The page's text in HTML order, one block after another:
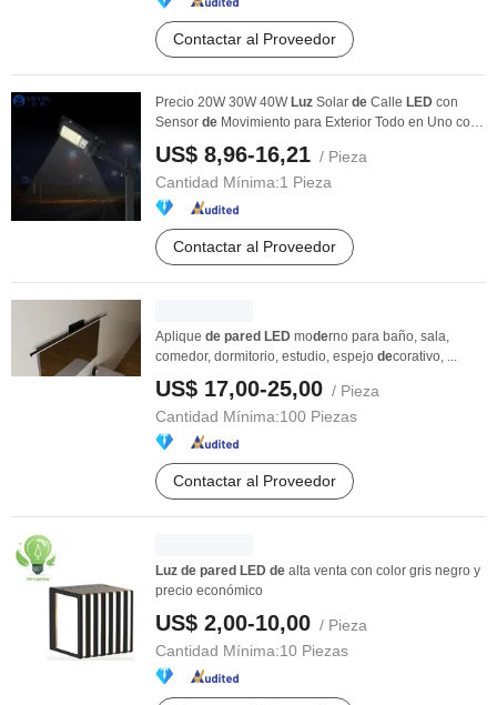
Contactar al Proveedor
Precio 20W 30W 40W Luz Solar de Calle LED con
Sensor de Movimiento para Exterior Todo en Uno con
US$ 8,96-16,21 / Pieza
Cantidad Mínima:1 Pieza
Contactar al Proveedor
Aplique de pared LED moderno para baño, sala,
comedor, dormitorio, estudio, espejo decorativo, ...
US$ 17,00-25,00 / Pieza
Cantidad Mínima:100 Piezas
Contactar al Proveedor
Luz de pared LED de alta venta con color gris negro y
precio económico
US$ 2,00-10,00 / Pieza
Cantidad Mínima:10 Piezas